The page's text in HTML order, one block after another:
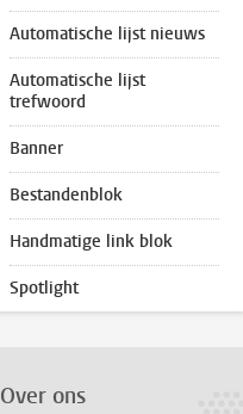
Automatische lijst nieuws
Automatische lijst
trefwoord
Banner
Bestandenblok
Handmatige link blok
Spotlight
Over ons